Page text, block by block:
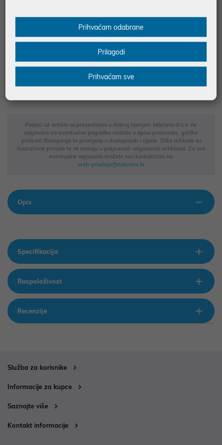
Energetska naljepnica
Informacijski list
SIGURNA KUPOVINA
BESPLATNA DOSTAVA ZA NARUDŽBE IZNAD 66,36€
Podaci uz artikle su prezentirani u dobroj namjeri. Mikronis d.o.o. ne
odgovara za eventualne pogreške nastale u opisu proizvoda, greške
prilikom štampanja te promjene u dostupnosti i cijene. Slike artikala su
ilustrativne prirode te ne moraju u potpunosti odgovarati artiklima. Za sve
eventualne nejasnoće možete nas kontaktirati na
web-prodaja@mikronis.hr
Opis
Specifikacija
Raspoloživost
Recenzije
Služba za korisnike
Informacije za kupce
Saznajte više
Kontakt informacije
Prihvaćam odabrane
Prilagodi
Prihvaćam sve